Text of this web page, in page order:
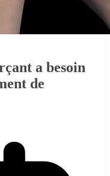
a besoin
de